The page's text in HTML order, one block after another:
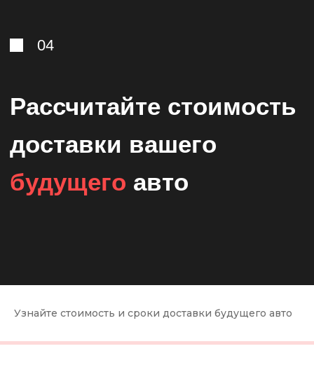
Узнайте стоимость и сроки доставки будущего авто